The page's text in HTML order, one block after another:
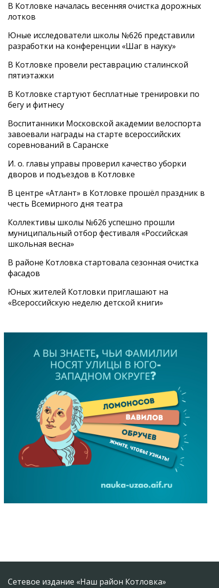
В Котловке началась весенняя очистка дорожных
лотков
Юные исследователи школы №626 представили
разработки на конференции «Шаг в науку»
В Котловке провели реставрацию сталинской
пятиэтажки
В Котловке стартуют бесплатные тренировки по
бегу и фитнесу
Воспитанники Московской академии велоспорта
завоевали награды на старте всероссийских
соревнований в Саранске
И. о. главы управы проверил качество уборки
дворов и подъездов в Котловке
В центре «Атлант» в Котловке прошёл праздник в
честь Всемирного дня театра
Коллективы школы №626 успешно прошли
муниципальный отбор фестиваля «Российская
школьная весна»
В районе Котловка стартовала сезонная очистка
фасадов
Юных жителей Котловки приглашают на
«Всероссийскую неделю детской книги»
Сетевое издание «Наш район Котловка»